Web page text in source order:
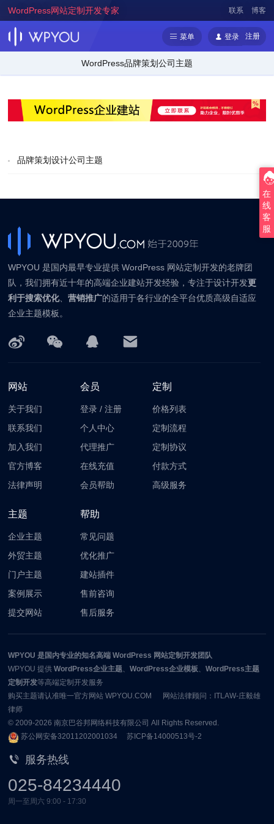
WordPress网站定制开发专家 联系 博客
菜单 登录 注册
WordPress品牌策划公司主题
品牌策划设计公司主题
WPYOU 是国内最早专业提供 WordPress 网站定制开发的老牌团
队，我们拥有近十年的高端企业建站开发经验，专注于设计开发更
利于搜索优化、营销推广的适用于各行业的全平台优质高级自适应
企业主题模板。
网站
关于我们
联系我们
加入我们
官方博客
法律声明
会员
登录 /注册
个人中心
代理推广
在线充值
会员帮助
定制
价格列表
定制流程
定制协议
付款方式
高级服务
主题
企业主题
外贸主题
门户主题
案例展示
提交网站
帮助
常见问题
优化推广
建站插件
售前咨询
售后服务
WPYOU 是国内专业的知名高端 WordPress 网站定制开发团队
WPYOU 提供WordPress企业主题 、WordPress企业模板 、WordPress主题
定制开发等高端定制开发服务
购买主题请认准唯一官方网站 WPYOU.COM 网站法律顾问：ITLAW-庄毅雄
律师
© 2009-2026南京巴谷邦网络科技有限公司 All Rights Reserved.
苏公网安备32011202001034
苏ICP备14000513号-2
服务热线
025-84234440
周一至周六 9:00 - 17:30
在
线
客
服